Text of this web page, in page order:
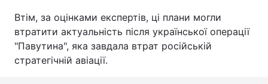
Втім, за оцінками експертів, ці плани могли
втратити актуальність після української операції
"Павутина", яка завдала втрат російській
стратегічній авіації.